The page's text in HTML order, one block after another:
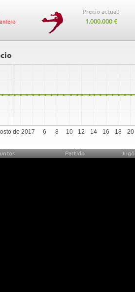
Precio actual:
1.000.000 €
de 2017 6 8 10 12 14 16 18 20
Partido Jugó